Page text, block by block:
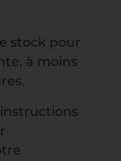
stock pour
à moins